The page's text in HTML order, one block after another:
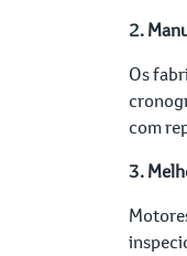
2.
Os
com
3.